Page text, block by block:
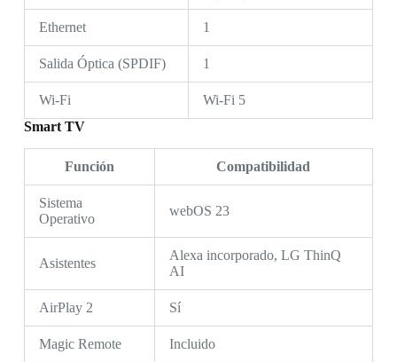
Ethernet 1
Salida Óptica (SPDIF) 1
Wi-Fi
Wi-Fi 5
Smart TV
Función Compatibilidad
Sistema
Operativo
webOS 23
Asistentes
Alexa incorporado, LG ThinQ
AI
AirPlay 2 Sí
Magic Remote
Incluido